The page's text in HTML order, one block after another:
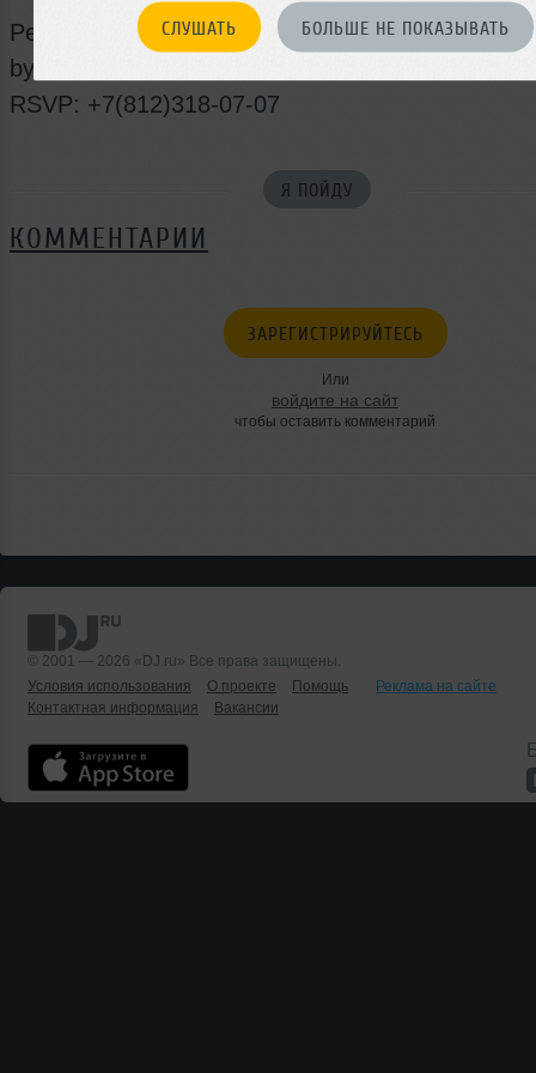
СЛУШАТЬ БОЛЬШЕ НЕ ПОКАЗЫВАТЬ
Performance
by #SHOWBUDDHABARSPB
RSVP: +7(812)318-07-07
Я ПОЙДУ
КОММЕНТАРИИ
ЗАРЕГИСТРИРУЙТЕСЬ
Или
войдите на сайт
чтобы оставить комментарий
© 2001 — 2026 «DJ.ru» Все права защищены.
Условия использования
О проекте Помощь
Реклама на сайте
Контактная информация
Вакансии